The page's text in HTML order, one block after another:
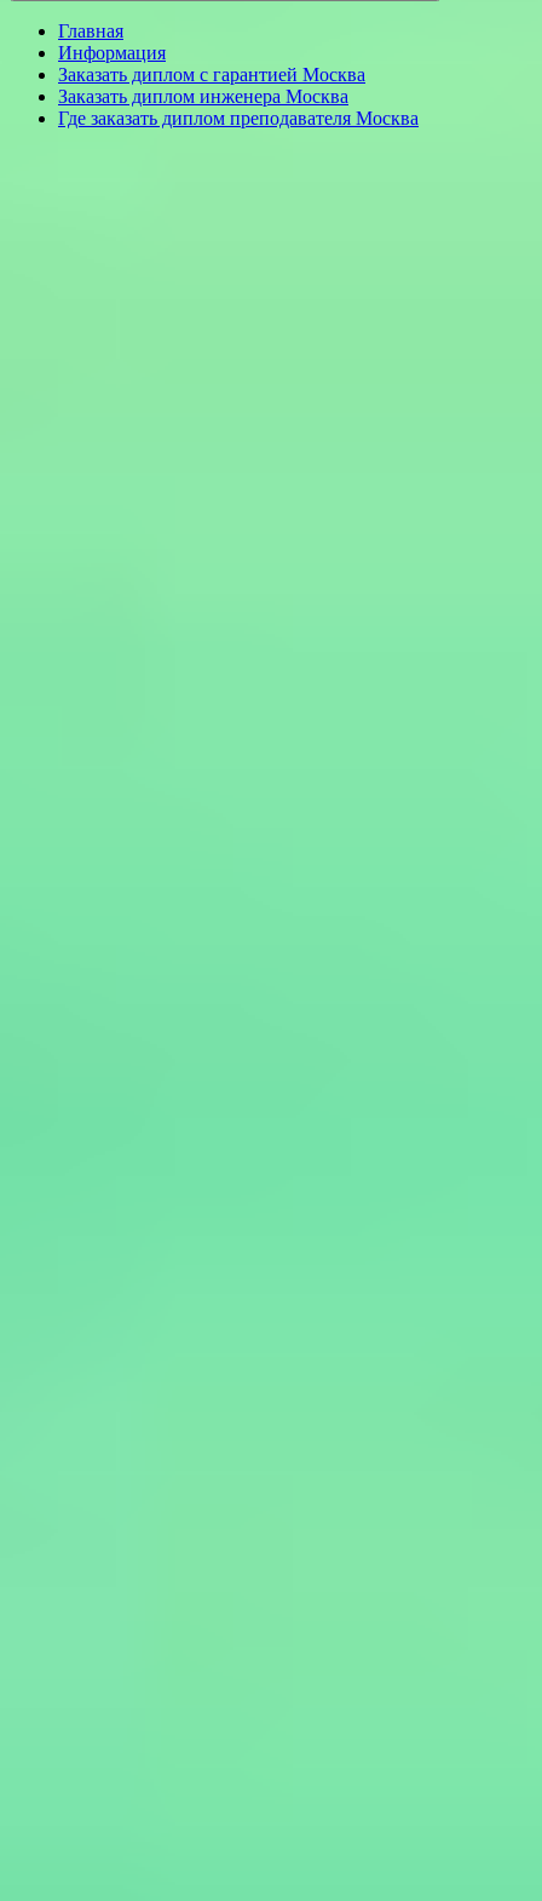
Главная
Информация
Заказать диплом с гарантией Москва
Заказать диплом инженера Москва
Где заказать диплом преподавателя Москва